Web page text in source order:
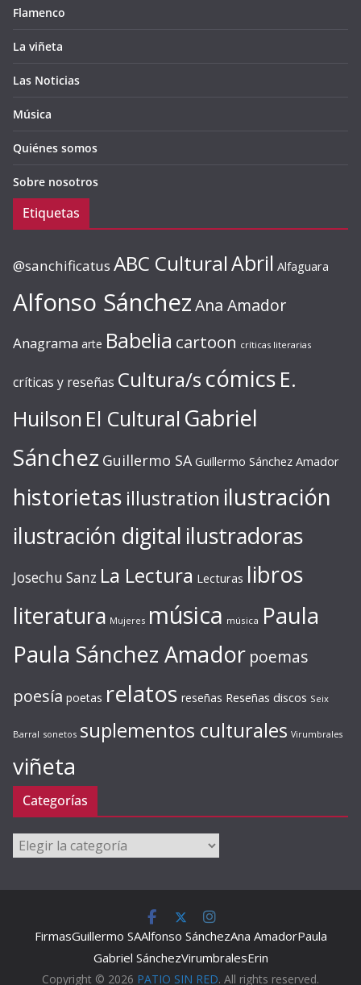
Flamenco
La viñeta
Las Noticias
Música
Quiénes somos
Sobre nosotros
Etiquetas
@sanchificatus ABC CulturalAbril Alfaguara
Alfonso SánchezAna Amador
Anagrama arte Babelia cartoon críticas literarias
críticas y reseñas Cultura/s cómics E.
Huilson El Cultural Gabriel
Sánchez Guillermo SA Guillermo Sánchez Amador
historietas illustration ilustración
ilustración digital ilustradoras
Josechu Sanz La Lectura Lecturas libros
literatura Mujeres música música Paula
Paula Sánchez Amador poemas
poesía poetas relatos reseñas Reseñas discos Seix
Barral sonetos suplementos culturales Virumbrales
viñeta
Categorías
Categorías
FirmasGuillermo SAAlfonso SánchezAna AmadorPaula
Gabriel SánchezVirumbralesErin
Copyright © 2026 PATIO SIN RED. All rights reserved.